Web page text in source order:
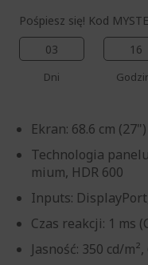
Pośpiesz się! Kod
03
Dni
16
Ekran: 68.6 cm
Technologia
mium, HDR 600
Inputs:
Czas reakcji: 1 ms
Jasność: 350 cd/